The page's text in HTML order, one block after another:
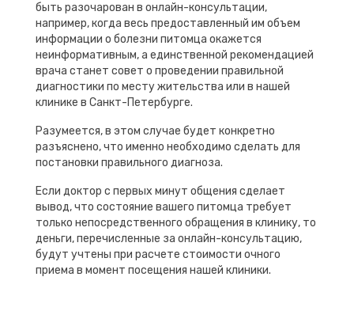
быть разочарован в онлайн-консультации,
например, когда весь предоставленный им объем
информации о болезни питомца окажется
неинформативным, а единственной рекомендацией
врача станет совет о проведении правильной
диагностики по месту жительства или в нашей
клинике в Санкт-Петербурге.
Разумеется, в этом случае будет конкретно
разъяснено, что именно необходимо сделать для
постановки правильного диагноза.
Если доктор с первых минут общения сделает
вывод, что состояние вашего питомца требует
только непосредственного обращения в клинику, то
деньги, перечисленные за онлайн-консультацию,
будут учтены при расчете стоимости очного
приема в момент посещения нашей клиники.